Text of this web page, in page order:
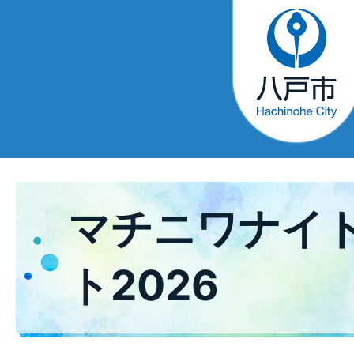
マチニワナイ
ト2026